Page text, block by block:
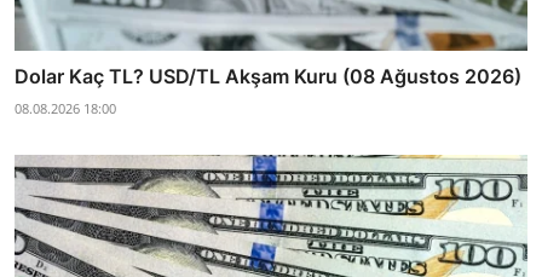
Dolar Kaç TL? USD/TL Akşam Kuru (08 Ağustos 2026)
08.08.2026 18:00